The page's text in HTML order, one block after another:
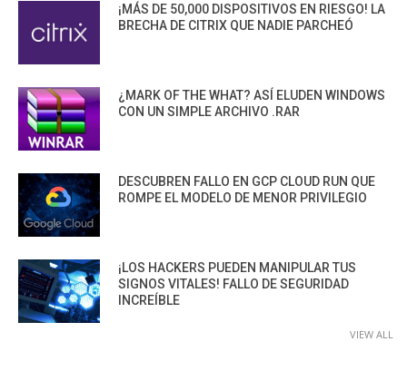
¡MÁS DE 50,000 DISPOSITIVOS EN RIESGO! LA
BRECHA DE CITRIX QUE NADIE PARCHEÓ
¿MARK OF THE WHAT? ASÍ ELUDEN WINDOWS
CON UN SIMPLE ARCHIVO .RAR
DESCUBREN FALLO EN GCP CLOUD RUN QUE
ROMPE EL MODELO DE MENOR PRIVILEGIO
¡LOS HACKERS PUEDEN MANIPULAR TUS
SIGNOS VITALES! FALLO DE SEGURIDAD
INCREÍBLE
VIEW ALL